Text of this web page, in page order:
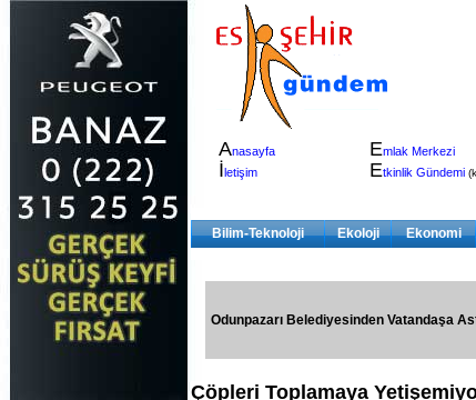
Anasayfa
İletişim
Emlak Merkezi
Etkinlik Gündemi
Bilim-Teknoloji Ekoloji Ekonomi
Odunpazarı Belediyesinden Vatandaşa
Çöpleri Toplamaya